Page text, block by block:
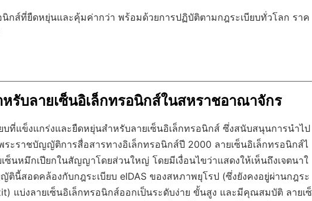
นิกส์ที่ยืดหยุ่นและคุ้มค่ากว่า พร้อมด้วยการปฏิบัติตามกฎระเบียบทั่วโลก ราค
รับลายเซ็นอิเล็กทรอนิกส์ในสหราชอาณาจักร
ที่แข็งแกร่งและยืดหยุ่นสำหรับลายเซ็นอิเล็กทรอนิกส์ ซึ่งสนับสนุนการนำไป
ระราชบัญญัติการสื่อสารทางอิเล็กทรอนิกส์ปี 2000 ลายเซ็นอิเล็กทรอนิกส์ไ
ซ็นหมึกเปียกในสัญญาโดยส่วนใหญ่ โดยมีเงื่อนไขว่าแสดงให้เห็นถึงเจตนาใ
นี้สอดคล้องกับกฎระเบียบ eIDAS ของสหภาพยุโรป (ซึ่งยังคงอยู่ผ่านกฎระ
แบ่งลายเซ็นอิเล็กทรอนิกส์ออกเป็นระดับง่าย ขั้นสูง และมีคุณสมบัติ ลายเซ็